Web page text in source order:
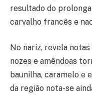
resultado do
carvalho francês e
No nariz, revela
nozes e amêndoas
baunilha, caramelo e
da região nota-se